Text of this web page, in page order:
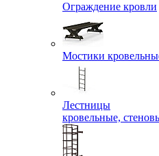
Ограждение кровли
Мостики
Лестницы
кровельные,